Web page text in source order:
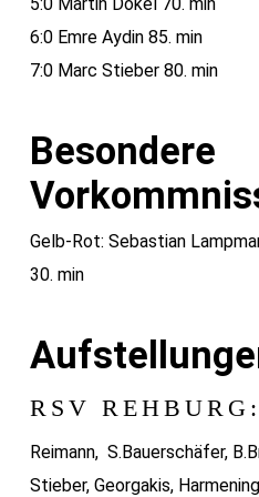
6:0 Emre Aydin 85. min
7:0 Marc Stieber 80. min
Besondere
Gelb-Rot: Sebastian
30. min
RSV REHBURG:
Reimann, S.Bauerschäfer,
Stieber, Georgakis,